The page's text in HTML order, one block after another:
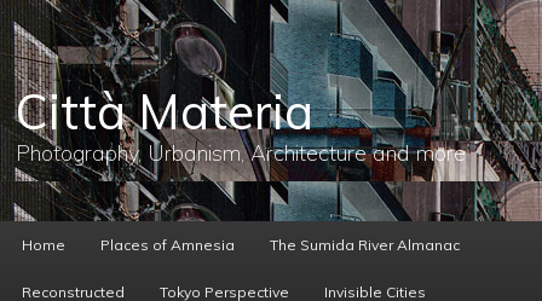
メ
イ
ン
コ
ン
テ
ン
へ
移
動
サ
ブ
コ
ン
テ
ン
ツ
移
動
Città Materia
Photography, Urbanism, Architecture and more
Home Places of Amnesia The Sumida River Almanac
Reconstructed Tokyo Perspective Invisible Cities